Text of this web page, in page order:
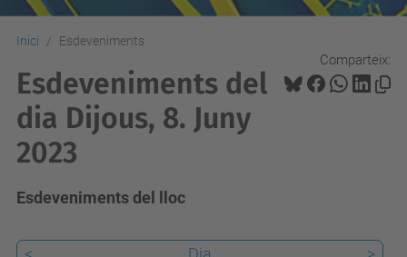
Inici Esdeveniments
Comparteix:
Esdeveniments del
dia Dijous, 8. Juny
2023
Esdeveniments del lloc